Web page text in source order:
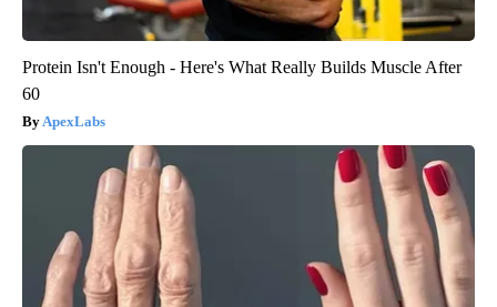
Protein Isn't Enough - Here's What Really Builds Muscle After
60
ApexLabs